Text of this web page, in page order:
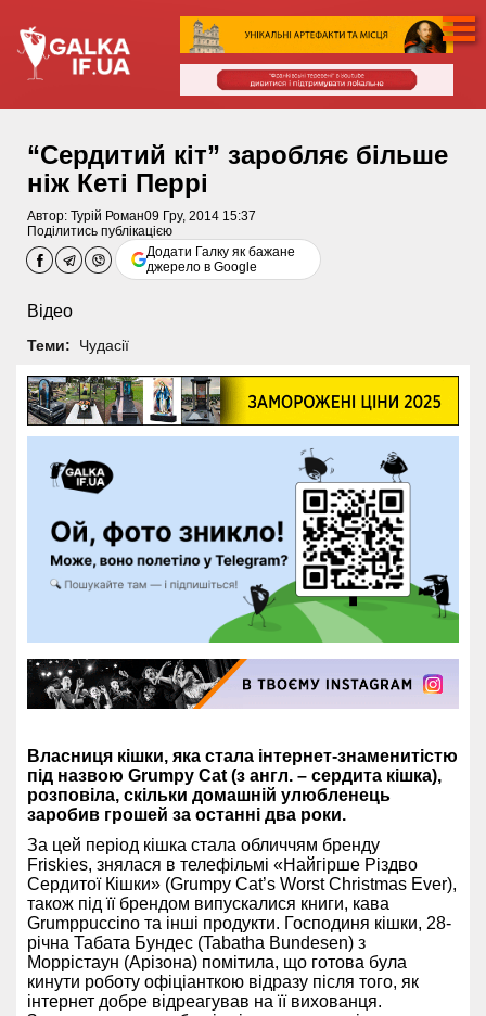
“Сердитий кіт” заробляє більше
ніж Кеті Перрі
Автор: Турій Роман09 Гру, 2014 15:37
Поділитись публікацією
Додати Галку як бажане
джерело в Google
Відео
Теми: Чудасії
Власниця кішки, яка стала інтернет-знаменитістю
під назвою Grumpy Cat (з англ. – сердита кішка),
розповіла, скільки домашній улюбленець
заробив грошей за останні два роки.
За цей період кішка стала обличчям бренду
Friskies, знялася в телефільмі «Найгірше Різдво
Сердитої Кішки» (Grumpy Cat’s Worst Christmas Ever),
також під її брендом випускалися книги, кава
Grumppuccino та інші продукти. Господиня кішки, 28-
річна Табата Бундес (Tabatha Bundesen) з
Моррістаун (Арізона) помітила, що готова була
кинути роботу офіціанткою відразу після того, як
інтернет добре відреагував на її вихованця.